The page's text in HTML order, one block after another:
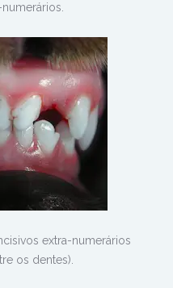
extra-numerários
os dentes).